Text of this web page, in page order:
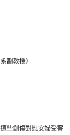
副教授）
些創傷對慰安婦受害